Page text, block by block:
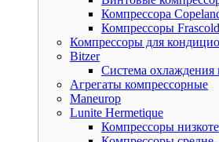
Компрессора
Компрессоры Frascold
Компрессоры для
Bitzer
Система охлаждения
Агрегаты компрессорные
Maneurop
Lunite Hermetique
Компрессоры